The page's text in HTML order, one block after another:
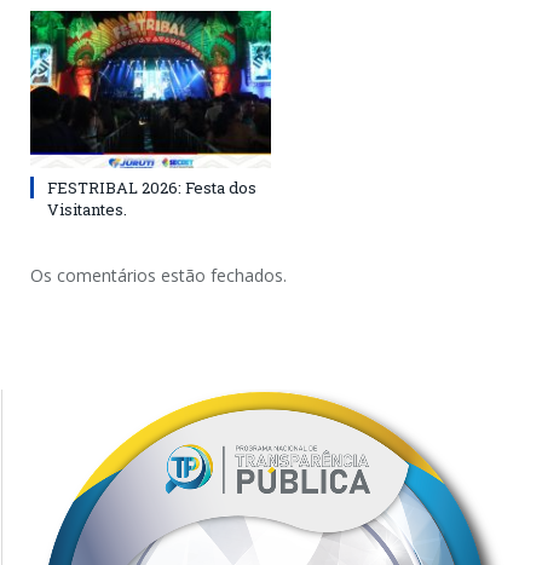
FESTRIBAL 2026: Festa dos
Visitantes.
Os comentários estão fechados.